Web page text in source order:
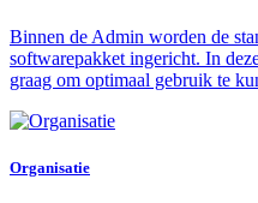
Binnen de Admin worden de
softwarepakket ingericht. In
graag om optimaal gebruik te
Organisatie